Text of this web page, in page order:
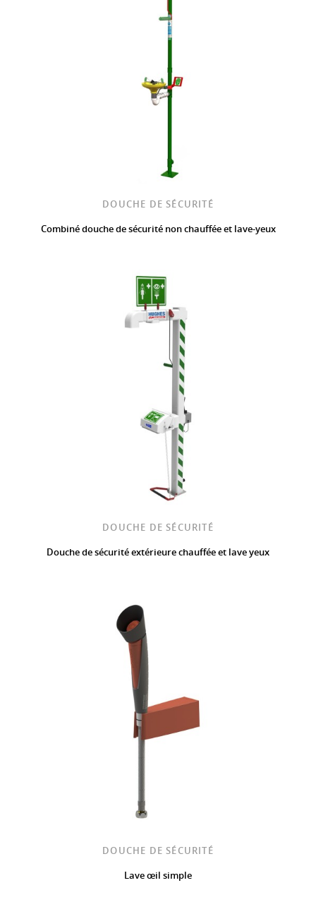
DOUCHE DE SÉCURITÉ
Combiné douche de sécurité non chauffée et lave-yeux
DOUCHE DE SÉCURITÉ
Douche de sécurité extérieure chauffée et lave yeux
DOUCHE DE SÉCURITÉ
Lave œil simple